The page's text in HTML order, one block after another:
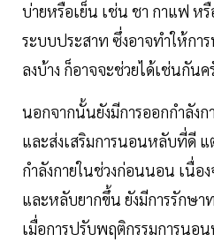
บ่ายหรือเย็น เช่น ชา กาแฟ ห
ระบบประสาท ซึ่งอาจทำให้ก
ลงบ้าง ก็อาจจะช่วยได้เช่นกันค
นอกจากนั้นยังมีการออกกำลังก
และส่งเสริมการนอนหลับที่ดี แ
กำลังกายในช่วงก่อนนอน เนื่อ
และหลับยากขึ้น ยังมีการรักษา
เมื่อการปรับพฤติกรรมการนอ